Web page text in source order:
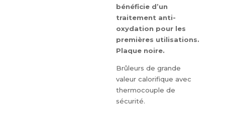
bénéficie d’un
traitement anti-
oxydation pour les
premières utilisations.
Plaque noire.
Brûleurs de grande
valeur calorifique avec
thermocouple de
sécurité.